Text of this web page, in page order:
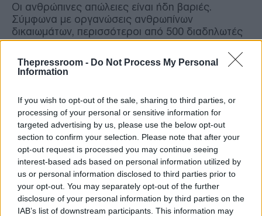
Thepressroom - Do Not Process My Personal
Information
If you wish to opt-out of the sale, sharing to third parties, or
processing of your personal or sensitive information for
targeted advertising by us, please use the below opt-out
section to confirm your selection. Please note that after your
opt-out request is processed you may continue seeing
interest-based ads based on personal information utilized by
us or personal information disclosed to third parties prior to
your opt-out. You may separately opt-out of the further
disclosure of your personal information by third parties on the
IAB’s list of downstream participants. This information may
Οι ανθρώπινες απώλειες είναι ήδη βαριές.
Σύμφωνα με οργανώσεις ανθρωπίνων
δικαιωμάτων, περισσότεροι από 500 διαδηλωτές
έχουν χάσει τη ζωή τους και πάνω από 10.000
έχουν συλληφθεί, ενώ οι αρχές επιχειρούν να
ελέγξουν την κατάσταση μπλοκάροντας το
πτήσεις προς τη χώρα.
Οι εξελίξεις παρακολουθούνται στενά και από τις
αγορές, με το πετρέλαιο να βρίσκεται στο
επίκεντρο της ανησυχίας. Αν και μέχρι στιγμής
δεν υπάρχουν ενδείξεις μείωσης των ιρανικών
εξαγωγών, ενδεχόμενη αποσταθεροποίηση στην
πετρελαιοπαραγωγό επαρχία Χουζιστάν θα
μπορούσε να έχει άμεσες συνέπειες παγκοσμίως.